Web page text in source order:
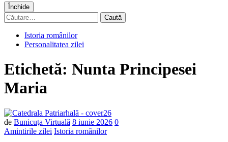
Închide
Caută
după:
Istoria românilor
Personalitatea zilei
Etichetă: Nunta Principesei
Maria
de Bunicuţa Virtuală 8 iunie 2026 Număr
0
Amintirile zilei Istoria românilor